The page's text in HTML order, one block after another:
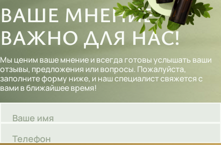
ВАШЕ МНЕНИЕ
ВАЖНО ДЛЯ НАС!
Мы ценим ваше мнение и всегда готовы услышать ваши
отзывы, предложения или вопросы. Пожалуйста,
заполните форму ниже, и наш специалист свяжется с
вами в ближайшее время!
Ваше имя
Телефон